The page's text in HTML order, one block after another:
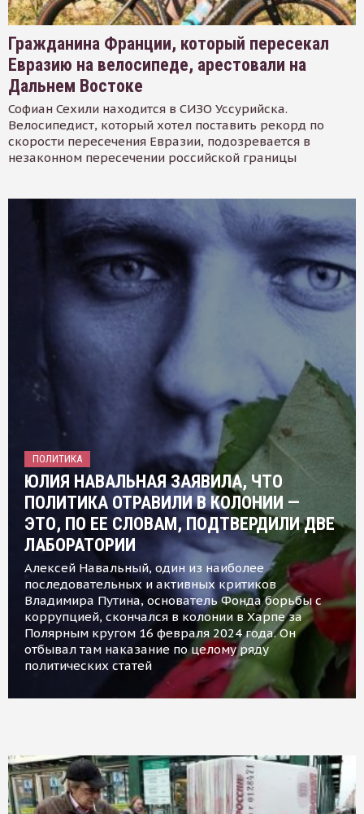
Гражданина Франции, который пересекал
Евразию на велосипеде, арестовали на
Дальнем Востоке
Софиан Сехили находится в СИЗО Уссурийска.
Велосипедист, который хотел поставить рекорд по
скорости пересечения Евразии, подозревается в
незаконном пересечении российской границы
ПОЛИТИКА
ЮЛИЯ НАВАЛЬНАЯ ЗАЯВИЛА, ЧТО
ПОЛИТИКА ОТРАВИЛИ В КОЛОНИИ —
ЭТО, ПО ЕЕ СЛОВАМ, ПОДТВЕРДИЛИ ДВЕ
ЛАБОРАТОРИИ
Алексей Навальный, один из наиболее
последовательных и активных критиков
Владимира Путина, основатель Фонда борьбы с
коррупцией, скончался в колонии в Харпе за
Полярным кругом 16 февраля 2024 года. Он
отбывал там наказание по целому ряду
политических статей